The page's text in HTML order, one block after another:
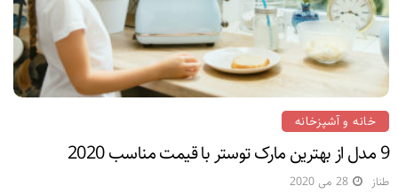
خانه و آشپزخانه
9 مدل از بهترین مارک توستر با قیمت مناسب 2020
طناز 28 می 2020